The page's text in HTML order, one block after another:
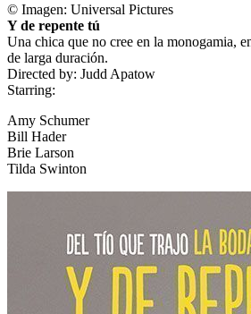
© Imagen: Universal Pictures
Y de repente tú
Una chica que no cree en la monogamia,
de larga duración.
Directed by: Judd Apatow
Starring:
Amy Schumer
Bill Hader
Brie Larson
Tilda Swinton